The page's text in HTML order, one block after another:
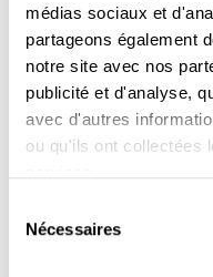
médias sociaux et
partageons également
notre site avec nos
publicité et d'analyse,
avec d'autres
ou qu'ils ont collectées
Nécessaires
Treblinka
Thomas' vader
werkplaatschef,
maakte voor de
politieagenten en
pas die zijn vader
liquidatie van het